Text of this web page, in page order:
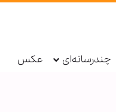
چندرسانه‌ای عکس